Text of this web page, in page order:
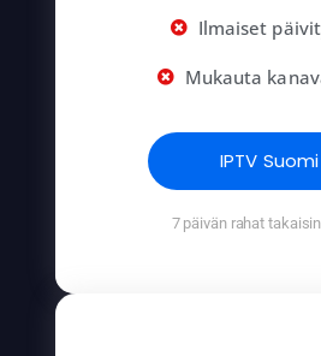
Ilmaiset
Mukauta
IPTV Suomi
7 päivän rahat